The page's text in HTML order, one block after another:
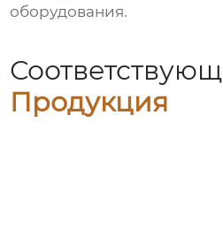
оборудования.
Продукция